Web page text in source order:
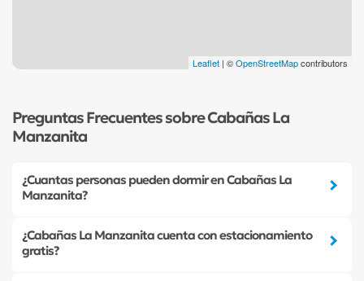
Leaflet | ©OpenStreetMapcontributors
Preguntas Frecuentes sobre Cabañas La
Manzanita
¿Cuantas personas pueden dormir en Cabañas La
Manzanita?
¿Cabañas La Manzanita cuenta con estacionamiento
gratis?